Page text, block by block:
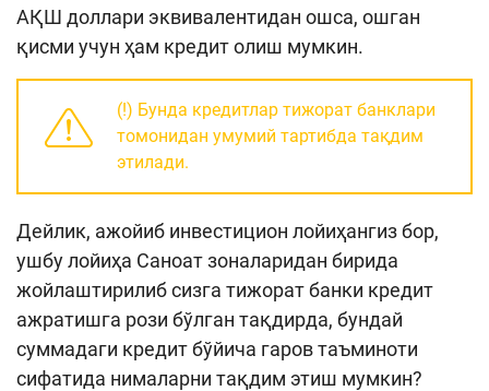
АҚШ доллари эквивалентидан ошса, ошган
қисми учун ҳам кредит олиш мумкин.
(!) Бунда кредитлар тижорат банклари
томонидан умумий тартибда тақдим
этилади.
Дейлик, ажойиб инвестицион лойиҳангиз бор,
ушбу лойиҳа Саноат зоналаридан бирида
жойлаштирилиб сизга тижорат банки кредит
ажратишга рози бўлган тақдирда, бундай
суммадаги кредит бўйича гаров таъминоти
сифатида нималарни тақдим этиш мумкин?